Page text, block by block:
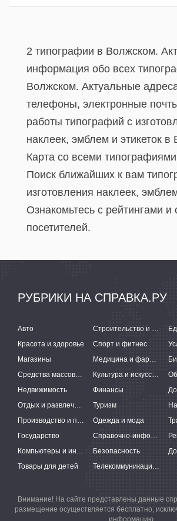
2 типографии в Волжском.
информация обо всех
Волжском. Актуальные
телефоны, электронные
работы типографий с
наклеек, эмблем и этикеток в
Карта со всеми
Поиск ближайших к вам
изготовления наклеек,
Ознакомьтесь с рейтингами и
посетителей.
РУБРИКИ НА СПРАВКА.РУ
Авто Строительство и ремонт
Красота и здоровье
Спорт и фитнес
Магазины
Медицина и фармацевтика
Средства массовой информации
Культура и искусство
Недвижимость
Финансы
Отдых и развлечения
Туризм
Производство и поставки
Одежда и мода
Государство
Справочно-информационные системы
Компьютеры и интернет
Безопасность
Товары для детей
Телекоммуникации и связь
Внимание! На сайте представлены данные
размещение осуществляется бесплатно,
информацию.